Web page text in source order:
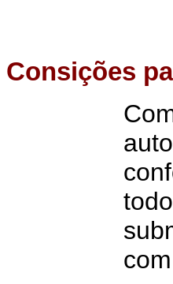
Consições